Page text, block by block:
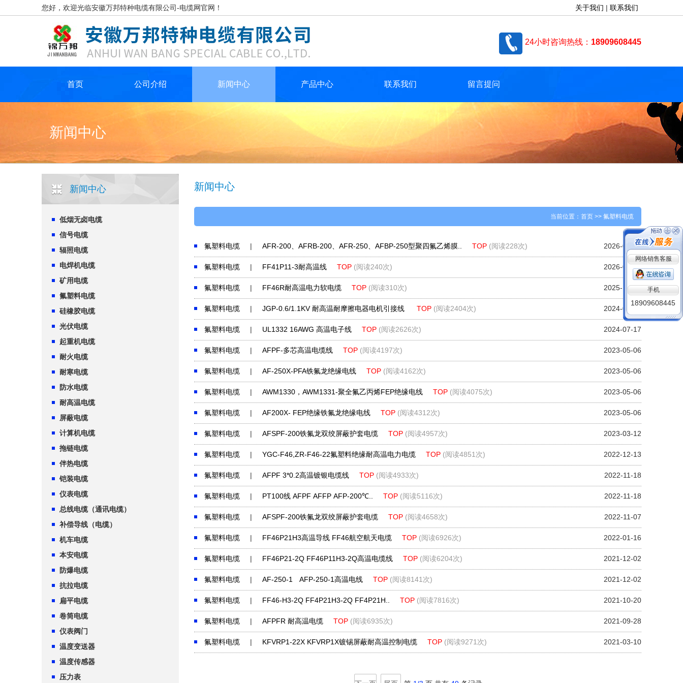
您好，欢迎光临安徽万邦特种电缆有限公司-电缆网官网！ 关于我们 | 联系我们
24小时咨询热线： 18909608445
首页 公司介绍 新闻中心 产品中心 联系我们 留言提问
新闻中心
新闻中心
低烟无卤电缆
信号电缆
辐照电缆
电焊机电缆
矿用电缆
氟塑料电缆
硅橡胶电缆
光伏电缆
起重机电缆
耐火电缆
耐寒电缆
防水电缆
耐高温电缆
屏蔽电缆
计算机电缆
拖链电缆
伴热电缆
铠装电缆
仪表电缆
总线电缆（通讯电缆）
补偿导线（电缆）
机车电缆
本安电缆
防爆电缆
抗拉电缆
扁平电缆
卷筒电缆
仪表阀门
温度变送器
温度传感器
压力表
新闻中心
当前位置： 首页 >> 氟塑料电缆
氟塑料电缆 | AFR-200、AFRB-200、AFR-250、AFBP-250型聚四氟乙烯膜.. TOP (阅读228次) 2026-03-09
氟塑料电缆 | FF41P11-3耐高温线 TOP (阅读240次) 2026-02-10
氟塑料电缆 | FF46R耐高温电力软电缆 TOP (阅读310次) 2025-12-26
氟塑料电缆 | JGP-0.6/1.1KV 耐高温耐摩擦电器电机引接线 TOP (阅读2404次) 2024-09-06
氟塑料电缆 | UL1332 16AWG 高温电子线 TOP (阅读2626次) 2024-07-17
氟塑料电缆 | AFPF-多芯高温电缆线 TOP (阅读4197次) 2023-05-06
氟塑料电缆 | AF-250X-PFA铁氟龙绝缘电线 TOP (阅读4162次) 2023-05-06
氟塑料电缆 | AWM1330，AWM1331-聚全氟乙丙烯FEP绝缘电线 TOP (阅读4075次) 2023-05-06
氟塑料电缆 | AF200X- FEP绝缘铁氟龙绝缘电线 TOP (阅读4312次) 2023-05-06
氟塑料电缆 | AFSPF-200铁氟龙双绞屏蔽护套电缆 TOP (阅读4957次) 2023-03-12
氟塑料电缆 | YGC-F46,ZR-F46-22氟塑料绝缘耐高温电力电缆 TOP (阅读4851次) 2022-12-13
氟塑料电缆 | AFPF 3*0.2高温镀银电缆线 TOP (阅读4933次) 2022-11-18
氟塑料电缆 | PT100线 AFPF AFFP AFP-200℃.. TOP (阅读5116次) 2022-11-18
氟塑料电缆 | AFSPF-200铁氟龙双绞屏蔽护套电缆 TOP (阅读4658次) 2022-11-07
氟塑料电缆 | FF46P21H3高温导线 FF46航空航天电缆 TOP (阅读6926次) 2022-01-16
氟塑料电缆 | FF46P21-2Q FF46P11H3-2Q高温电缆线 TOP (阅读6204次) 2021-12-02
氟塑料电缆 | AF-250-1 AFP-250-1高温电线 TOP (阅读8141次) 2021-12-02
氟塑料电缆 | FF46-H3-2Q FF4P21H3-2Q FF4P21H.. TOP (阅读7816次) 2021-10-20
氟塑料电缆 | AFPFR 耐高温电缆 TOP (阅读6935次) 2021-09-28
氟塑料电缆 | KFVRP1-22X KFVRP1X镀锡屏蔽耐高温控制电缆 TOP (阅读9271次) 2021-03-10
18909608445